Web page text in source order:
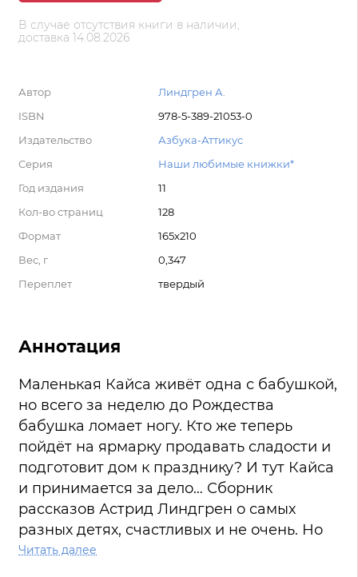
В случае отсутствия книги в наличии,
доставка 14.08.2026
Автор
Линдгрен А.
ISBN
978-5-389-21053-0
Издательство
Азбука-Аттикус
Серия
Наши любимые книжки*
Год издания
11
Кол-во страниц
128
Формат
165х210
Вес, г
0,347
Переплет
твердый
Аннотация
Маленькая Кайса живёт одна с бабушкой,
но всего за неделю до Рождества
бабушка ломает ногу. Кто же теперь
пойдёт на ярмарку продавать сладости и
подготовит дом к празднику? И тут Кайса
и принимается за дело… Сборник
рассказов Астрид Линдгрен о самых
разных детях, счастливых и не очень. Но
почти все они смелые, отважные, умные, с
Читать далее